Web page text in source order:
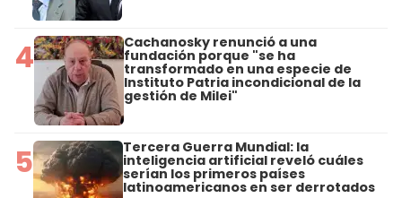
4 Cachanosky renunció a una
fundación porque "se ha
transformado en una especie de
Instituto Patria incondicional de la
gestión de Milei"
5 Tercera Guerra Mundial: la
inteligencia artificial reveló cuáles
serían los primeros países
latinoamericanos en ser derrotados